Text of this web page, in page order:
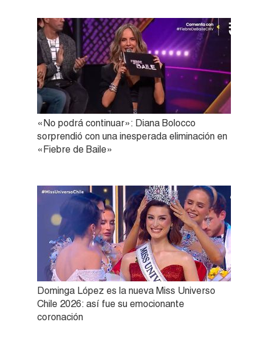
«No podrá continuar»: Diana Bolocco
sorprendió con una inesperada eliminación en
«Fiebre de Baile»
Dominga López es la nueva Miss Universo
Chile 2026: así fue su emocionante
coronación